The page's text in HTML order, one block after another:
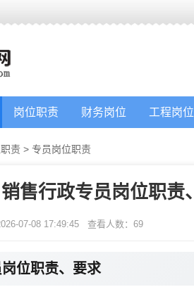
岗位职责 财务岗位 工程岗位
责 > 专员岗位职责
销售行政专员岗位职责
07-08 17:49:45 查看人数： 69
位职责、要求